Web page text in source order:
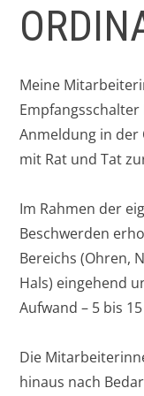
Meine
Anmeldung in
mit Rat und Tat
Im Rahmen der
Beschwerden
Bereichs (Ohren,
Hals) eingehend
Aufwand – 5 bis
Die
hinaus nach